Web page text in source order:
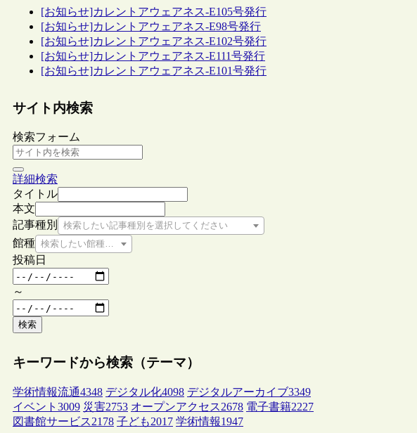
[お知らせ]カレントアウェアネス-E105号発行
[お知らせ]カレントアウェアネス-E98号発行
[お知らせ]カレントアウェアネス-E102号発行
[お知らせ]カレントアウェアネス-E111号発行
[お知らせ]カレントアウェアネス-E101号発行
サイト内検索
検索フォーム
詳細検索
タイトル
本文
記事種別
検索したい記事種別を選択してください
館種 検索したい館種を選択してください
投稿日
～
検索
キーワードから検索（テーマ）
学術情報流通4348 デジタル化4098 デジタルアーカイブ3349
イベント 3009 災害2753 オープンアクセス2678 電子書籍2227
図書館サービス2178 子ども2017 学術情報1947